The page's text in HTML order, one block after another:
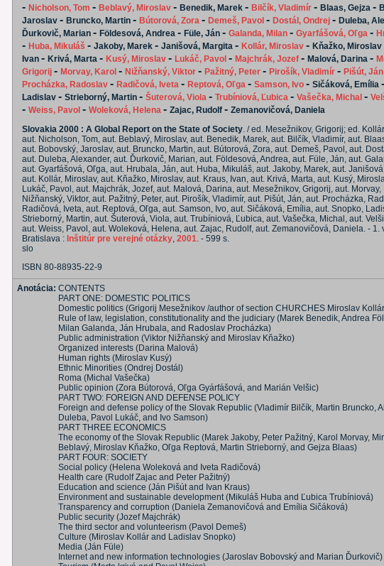
- Nicholson, Tom - Beblavý, Miroslav - Benedik, Marek - Bilčík, Vladimír - Blaas, Gejza -
Jaroslav - Bruncko, Martin - Bútorová, Zora - Demeš, Pavol - Dostál, Ondrej - Duleba,
Ďurkovič, Marian - Földesová, Andrea - Füle, Ján - Galanda, Milan - Gyarfášová, Oľga -
- Huba, Mikuláš - Jakoby, Marek - Janišová, Margita - Kollár, Miroslav - Kňažko, Miroslav
Ivan - Krivá, Marta - Kusý, Miroslav - Lukáč, Pavol - Majchrák, Jozef - Malová, Darina -
Grigorij - Morvay, Karol - Nižňanský, Viktor - Pažitný, Peter - Pirošík, Vladimír - Pišút, Ján
Procházka, Radoslav - Radičová, Iveta - Reptová, Oľga - Samson, Ivo - Sičáková, Emília -
Ladislav - Strieborný, Martin - Šuterová, Viola - Trubíniová, Ľubica - Vašečka, Michal -
- Weiss, Pavol - Woleková, Helena - Zajac, Rudolf - Zemanovičová, Daniela
Slovakia 2000 : A Global Report on the State of Society. / ed. Mesežnikov, Grigorij; ed.
aut. Nicholson, Tom, aut. Beblavý, Miroslav, aut. Benedik, Marek, aut. Bilčík, Vladimír, aut.
aut. Bobovský, Jaroslav, aut. Bruncko, Martin, aut. Bútorová, Zora, aut. Demeš, Pavol, aut.
aut. Duleba, Alexander, aut. Ďurkovič, Marian, aut. Földesová, Andrea, aut. Füle, Ján, aut.
aut. Gyarfášová, Oľga, aut. Hrubala, Ján, aut. Huba, Mikuláš, aut. Jakoby, Marek, aut.
aut. Kollár, Miroslav, aut. Kňažko, Miroslav, aut. Kraus, Ivan, aut. Krivá, Marta, aut. Kusý,
Lukáč, Pavol, aut. Majchrák, Jozef, aut. Malová, Darina, aut. Mesežnikov, Grigorij, aut. Morvay,
Nižňanský, Viktor, aut. Pažitný, Peter, aut. Pirošík, Vladimír, aut. Pišút, Ján, aut. Procházka,
Radičová, Iveta, aut. Reptová, Oľga, aut. Samson, Ivo, aut. Sičáková, Emília, aut. Snopko,
Strieborný, Martin, aut. Šuterová, Viola, aut. Trubíniová, Ľubica, aut. Vašečka, Michal, aut.
aut. Weiss, Pavol, aut. Woleková, Helena, aut. Zajac, Rudolf, aut. Zemanovičová, Daniela. - 1.
Bratislava : Inštitúr pre verejné otázky, 2001. - 599 s.
slo
ISBN 80-88935-22-9
Anotácia: CONTENTS
PART ONE: DOMESTIC POLITICS
Domestic politics (Grigorij Mesežnikov /author of section CHURCHES Miroslav
Rule of law, legislation, constitutionality and the judiciary (Marek Benedik, Andrea
Milan Galanda, Ján Hrubala, and Radoslav Procházka)
Public administration (Viktor Nižňanský and Miroslav Kňažko)
Organized interests (Darina Malová)
Human rights (Miroslav Kusý)
Ethnic Minorities (Ondrej Dostál)
Roma (Michal Vašečka)
Public opinion (Zora Bútorová, Oľga Gyárfášová, and Marián Velšic)
PART TWO: FOREIGN AND DEFENSE POLICY
Foreign and defense policy of the Slovak Republic (Vladimír Bilčík, Martin Bruncko,
Duleba, Pavol Lukáč, and Ivo Samson)
PART THREE ECONOMICS
The economy of the Slovak Republic (Marek Jakoby, Peter Pažitný, Karol Morvay,
Beblavý, Miroslav Kňažko, Oľga Reptová, Martin Strieborný, and Gejza Blaas)
PART FOUR: SOCIETY
Social policy (Helena Woleková and Iveta Radičová)
Health care (Rudolf Zajac and Peter Pažitný)
Education and science (Ján Pišút and Ivan Kraus)
Environment and sustainable development (Mikuláš Huba and Ľubica Trubíniová)
Transparency and corruption (Daniela Zemanovičová and Emília Sičáková)
Public security (Jozef Majchrák)
The third sector and volunteerism (Pavol Demeš)
Culture (Miroslav Kollár and Ladislav Snopko)
Media (Ján Füle)
Internet and new information technologies (Jaroslav Bobovský and Marian Ďurkovič)